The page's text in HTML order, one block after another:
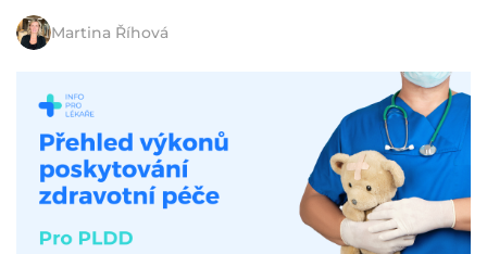
Martina Říhová